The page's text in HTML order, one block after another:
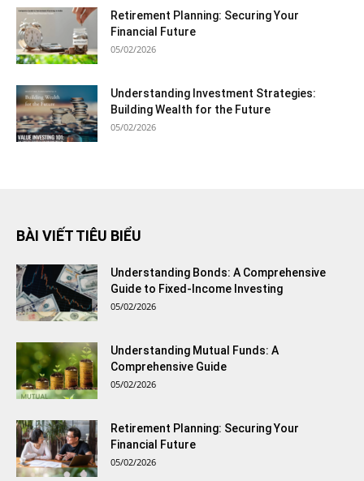
Retirement Planning: Securing Your
Financial Future
05/02/2026
Understanding Investment Strategies:
Building Wealth for the Future
05/02/2026
BÀI VIẾT TIÊU BIỂU
Understanding Bonds: A Comprehensive
Guide to Fixed-Income Investing
05/02/2026
Understanding Mutual Funds: A
Comprehensive Guide
05/02/2026
Retirement Planning: Securing Your
Financial Future
05/02/2026